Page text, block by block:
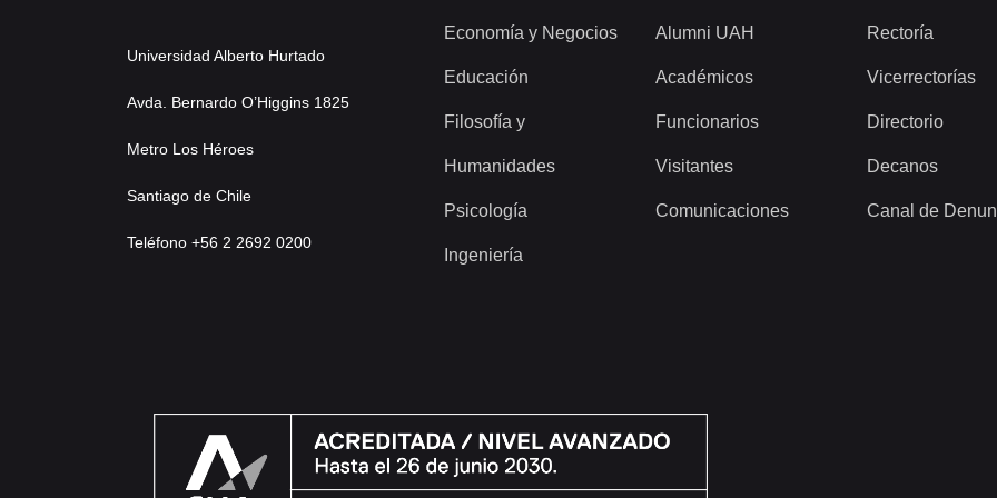
Universidad Alberto Hurtado
Avda. Bernardo O’Higgins 1825
Metro Los Héroes
Santiago de Chile
Teléfono +56 2 2692 0200
Economía y Negocios
Educación
Filosofía y
Humanidades
Psicología
Ingeniería
Alumni UAH
Académicos
Funcionarios
Visitantes
Comunicaciones
Rectoría
Vicerrectorías
Directorio
Decanos
Canal de